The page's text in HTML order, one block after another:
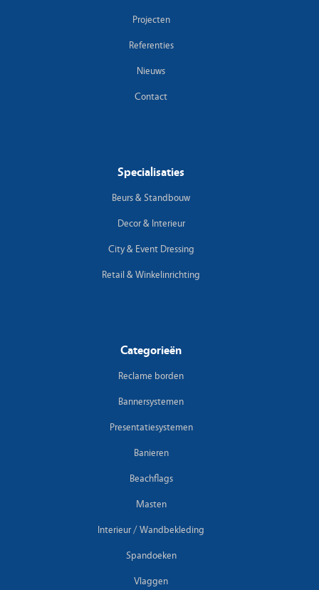
Projecten
Referenties
Nieuws
Contact
Specialisaties
Beurs & Standbouw
Decor & Interieur
City & Event Dressing
Retail & Winkelinrichting
Categorieën
Reclame borden
Bannersystemen
Presentatiesystemen
Banieren
Beachflags
Masten
Interieur / Wandbekleding
Spandoeken
Vlaggen